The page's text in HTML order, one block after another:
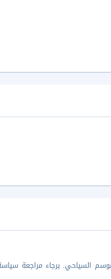
السياحي. برجاء مراجعة سياسة